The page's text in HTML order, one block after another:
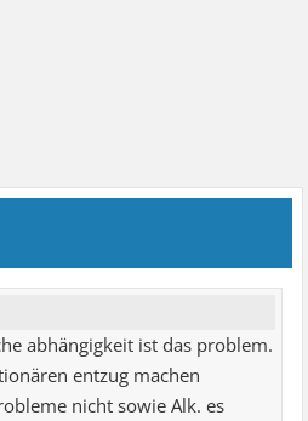
abhängigkeit ist das problem.
entzug machen
nicht sowie Alk. es